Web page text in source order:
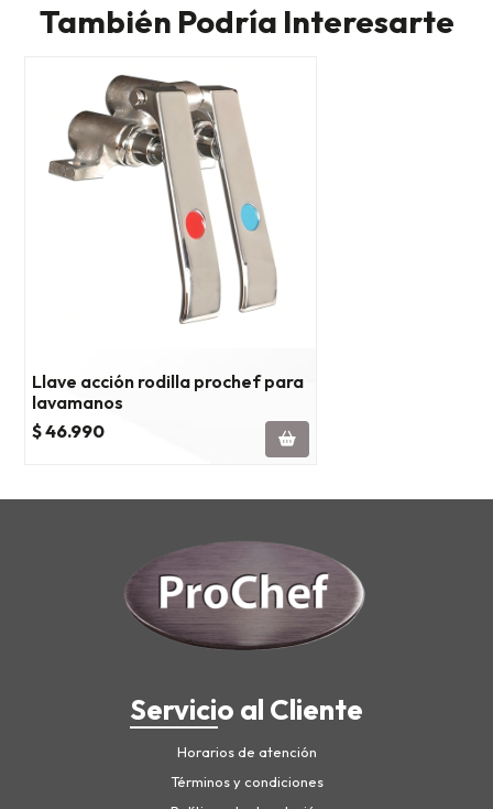
También Podría Interesarte
Llave acción rodilla prochef para
lavamanos
$ 46.990
Servicio al Cliente
Horarios de atención
Términos y condiciones